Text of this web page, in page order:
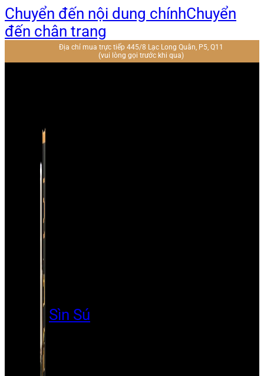
Chuyển đến nội dung chínhChuyển
đến chân trang
Địa chỉ mua trực tiếp 445/8 Lạc Long Quân, P5, Q11
(vui lòng gọi trước khi qua)
Sìn Sú